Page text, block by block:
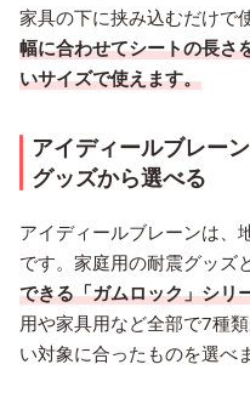
家具の下に挟み込むだけで
幅に合わせてシートの長さ
いサイズで使えます。
アイディールブレー
グッズから選べる
アイディールブレーンは、
です。家庭用の耐震グッズ
できる「ガムロック」シリ
用や家具用など全部で7種
い対象に合ったものを選べ